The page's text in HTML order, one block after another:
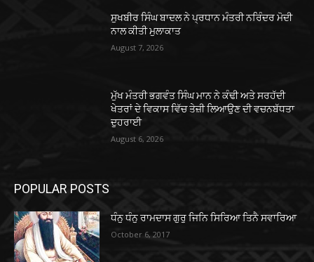
ਸੁਖਬੀਰ ਸਿੰਘ ਬਾਦਲ ਨੇ ਪ੍ਰਧਾਨ ਮੰਤਰੀ ਨਰਿੰਦਰ ਮੋਦੀ
ਨਾਲ ਕੀਤੀ ਮੁਲਾਕਾਤ
August 7, 2026
ਮੁੱਖ ਮੰਤਰੀ ਭਗਵੰਤ ਸਿੰਘ ਮਾਨ ਨੇ ਕੰਢੀ ਅਤੇ ਸਰਹੱਦੀ
ਖੇਤਰਾਂ ਦੇ ਵਿਕਾਸ ਵਿੱਚ ਤੇਜ਼ੀ ਲਿਆਉਣ ਦੀ ਵਚਨਬੱਧਤਾ
ਦੁਹਰਾਈ
August 6, 2026
POPULAR POSTS
ਧੰਨੁ ਧੰਨੁ ਰਾਮਦਾਸ ਗੁਰੁ ਜਿਨਿ ਸਿਰਿਆ ਤਿਨੈ ਸਵਾਰਿਆ
October 6, 2017